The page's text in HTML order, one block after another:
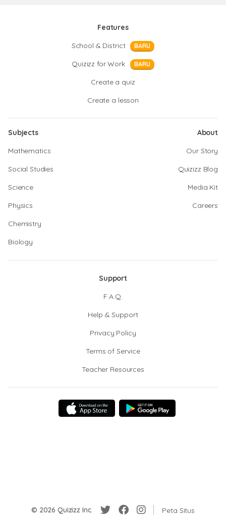
Features
School & District
BARU
Quizizz for Work BARU
Create a quiz
Create a lesson
Subjects
Mathematics
Social Studies
Science
Physics
Chemistry
Biology
About
Our Story
Quizizz Blog
Media Kit
Careers
Support
F.A.Q.
Help & Support
Privacy Policy
Terms of Service
Teacher Resources
© 2026 Quizizz Inc. Peta Situs